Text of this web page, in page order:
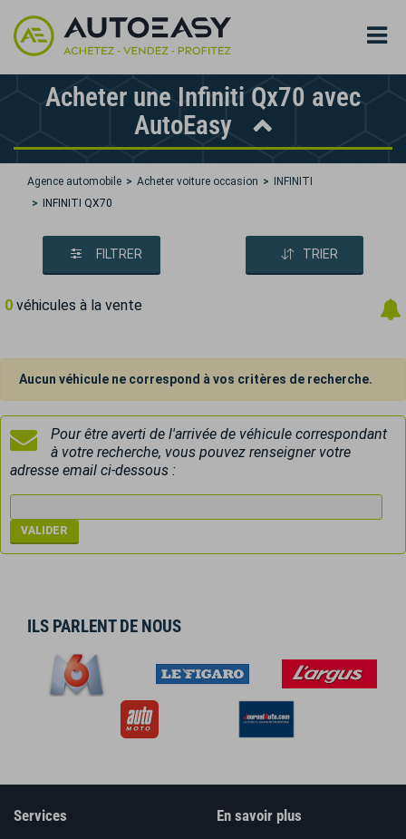
Acheter une Infiniti Qx70 avec
AutoEasy
Agence automobile Acheter voiture occasion
INFINITI
INFINITI QX70
FILTRER TRIER
0 véhicules à la vente
Aucun véhicule ne correspond à vos critères de recherche.
Pour être averti de l'arrivée de véhicule correspondant
à votre recherche, vous pouvez renseigner votre
adresse email ci-dessous :
ILS PARLENT DE NOUS
Services En savoir plus